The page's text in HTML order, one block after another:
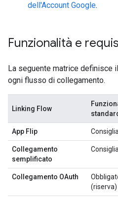
dell'Account Google.
Funzionalità e
La seguente matrice definisce
ogni flusso di collegamento.
Linking Flow
App Flip
Collegamento
semplificato
Collegamento OAuth
(riserva)